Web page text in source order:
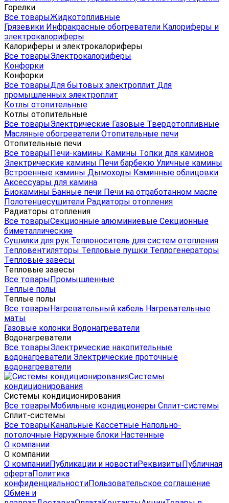
Горелки
Все товарыЖидкотопливные
Грязевики Инфракрасные обогреватели Калориферы и
электрокалориферы
Калориферы и электрокалориферы
Все товарыЭлектрокалориферы
Конфорки
Конфорки
Все товарыДля бытовых электроплит Для
промышленных электроплит
Котлы отопительные
Котлы отопительные
Все товарыЭлектрические Газовые Твердотопливные
Масляные обогреватели Отопительные печи
Отопительные печи
Все товарыПечи-камины Камины Топки для каминов
Электрические камины Печи барбекю Уличные камины
Встроенные камины Дымоходы Каминные облицовки
Аксессуары для камина
Биокамины Банные печи Печи на отработанном масле
Полотенцесушители Радиаторы отопления
Радиаторы отопления
Все товарыСекционные алюминиевые Секционные
биметаллические
Сушилки для рук Теплоноситель для систем отопления
Тепловентиляторы Тепловые пушки Теплогенераторы
Тепловые завесы
Тепловые завесы
Все товарыПромышленные
Теплые полы
Теплые полы
Все товарыНагревательный кабель Нагревательные
маты
Газовые колонки Водонагреватели
Водонагреватели
Все товарыЭлектрические накопительные
водонагреватели Электрические проточные
водонагреватели
Системы
кондиционирования
Системы кондиционирования
Все товарыМобильные кондиционеры Сплит-системы
Сплит-системы
Все товарыКанальные Кассетные Напольно-
потолочные Наружные блоки Настенные
О компании
О компании
О компанииПубликации и новостиРеквизитыПубличная
офертаПолитика
конфиденциальностиПользовательское соглашение
Обмен и